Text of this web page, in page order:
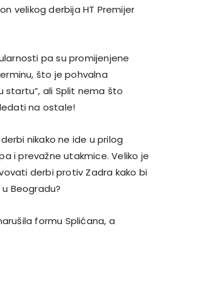
velikog derbija HT Premijer
pa su promijenjene
što je pohvalna
startu”, ali Split nema što
na ostale!
nikako ne ide u prilog
i prevažne utakmice. Veliko je
derbi protiv Zadra kako bi
Beogradu?
formu Splićana, a